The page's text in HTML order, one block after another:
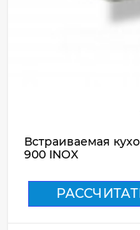
Встраиваемая
900 INOX